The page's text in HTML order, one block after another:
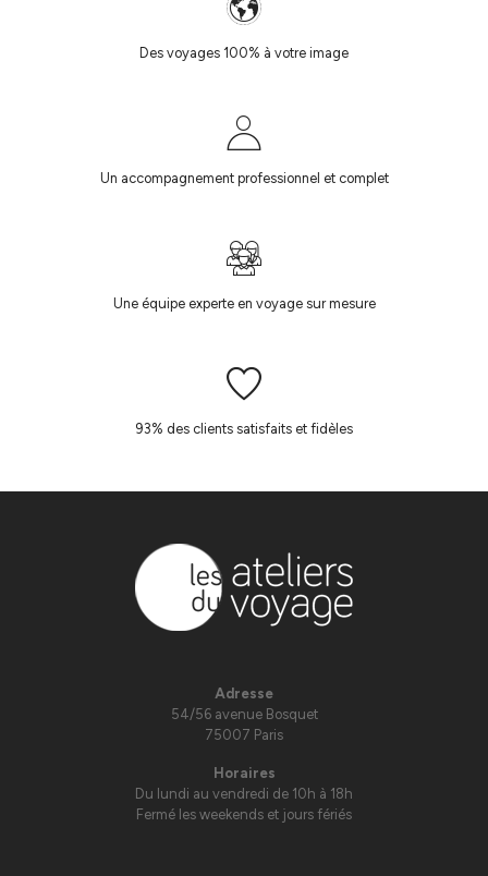
Des voyages 100% à votre image
Un accompagnement professionnel et complet
Une équipe experte en voyage sur mesure
93% des clients satisfaits et fidèles
Adresse
54/56 avenue Bosquet
75007 Paris
Horaires
Du lundi au vendredi de 10h à 18h
Fermé les weekends et jours fériés